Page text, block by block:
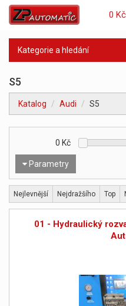
0 Kč
Kategorie a hledání
S5
Katalog Audi S5
Parametry
0 Kč
Nejlevnější Nejdražšího Top
01 - Hydraulický